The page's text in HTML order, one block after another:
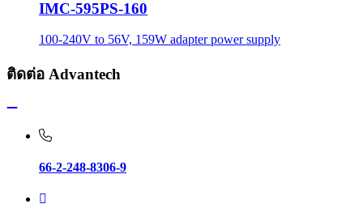
IMC-595PS-160
100-240V to 56V, 159W adapter power supply
ติดต่อ Advantech
66-2-248-8306-9